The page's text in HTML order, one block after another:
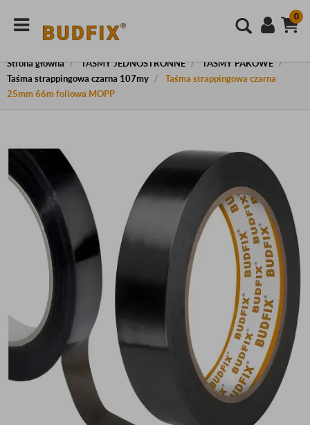
0
Strona główna TAŚMY JEDNOSTRONNE
TAŚMY PAKOWE
Taśma strappingowa czarna 107my
Taśma strappingowa czarna
25mm 66m foliowa MOPP